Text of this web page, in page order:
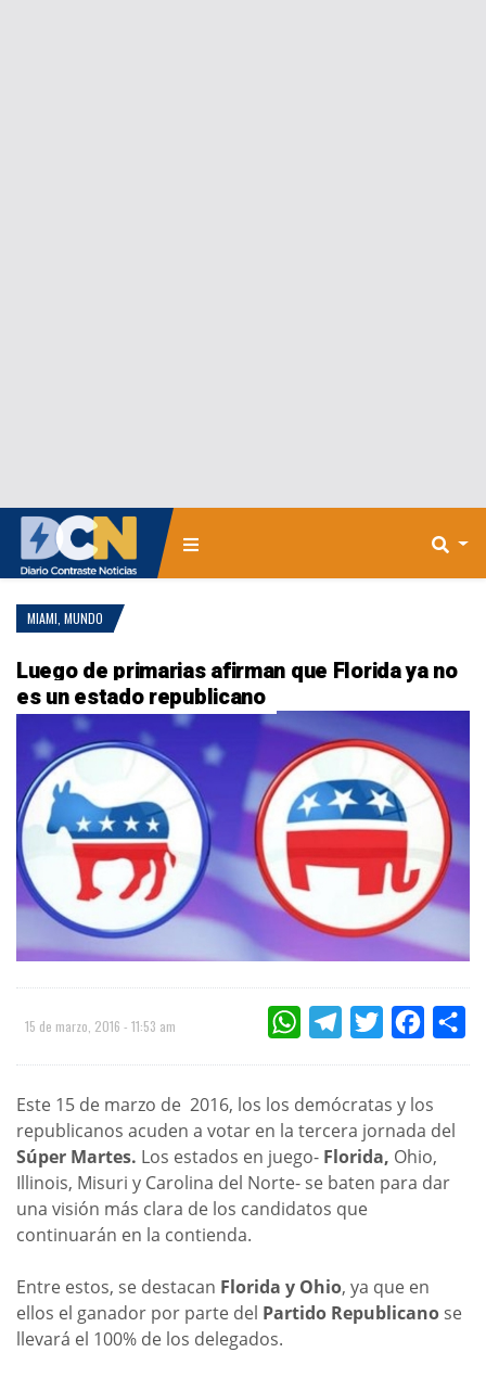
MIAMI MUNDO
Luego de primarias afirman que Florida ya no
es un estado republicano
15 de marzo, 2016 - 11:53 am WHATSAPPTELEGRAMTWITTER
Este 15 de marzo de 2016, los los demócratas y los
republicanos acuden a votar en la tercera jornada del
Súper Martes. Los estados en juego- Florida, Ohio,
Illinois, Misuri y Carolina del Norte- se baten para dar
una visión más clara de los candidatos que
continuarán en la contienda.
Entre estos, se destacan Florida y Ohio, ya que en
ellos el ganador por parte del Partido Republicano se
llevará el 100% de los delegados.